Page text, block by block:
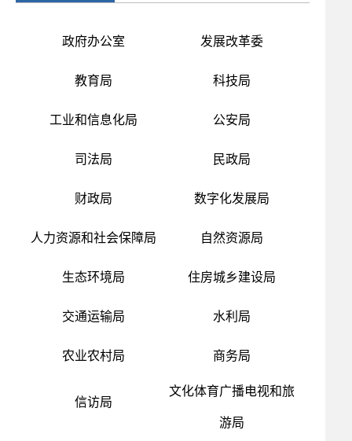
政府办公室 发展改革委
教育局 科技局
工业和信息化局 公安局
司法局 民政局
财政局 数字化发展局
人力资源和社会保障局 自然资源局
生态环境局 住房城乡建设局
交通运输局 水利局
农业农村局 商务局
信访局
文化体育广播电视和旅
游局